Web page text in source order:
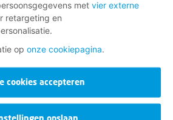
met vier externe
retargeting en
op onze cookiepagina.
cookies accepteren
opslaan